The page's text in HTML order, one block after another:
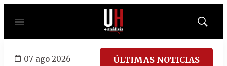
Menú
Mostrar
07 ago 2026 ÚLTIMAS NOTICIAS